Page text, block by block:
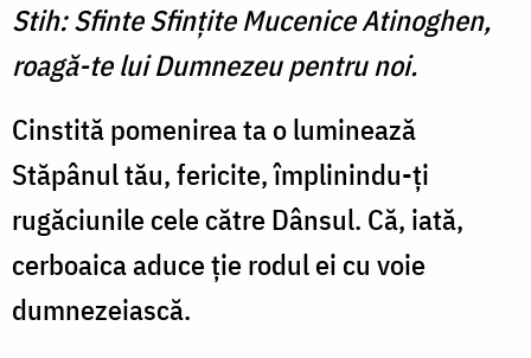
Stih: Sfinte Sfinţite Mucenice Atinoghen,
roagă-te lui Dumnezeu pentru noi.
Cinstită pomenirea ta o luminează
Stăpânul tău, fericite, împlinindu-ţi
rugăciunile cele către Dânsul. Că, iată,
cerboaica aduce ţie rodul ei cu voie
dumnezeiască.